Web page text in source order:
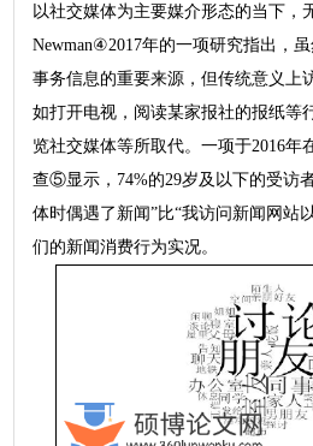
以社交媒体为主要媒介形态的当下，
Newman④2017年的一项研究指出，
事务信息的重要来源，但传统意义上
如打开电视，阅读某家报社的报纸等
览社交媒体等所取代。一项于2016年
查⑤显示，74%的29岁及以下的受访
体时偶遇了新闻”比“我访问新闻网站
们的新闻消费行为实况。